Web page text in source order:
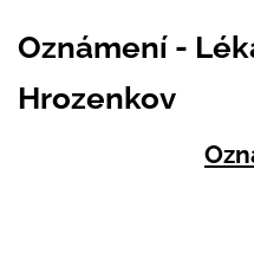
Oznámení -
Hrozenkov